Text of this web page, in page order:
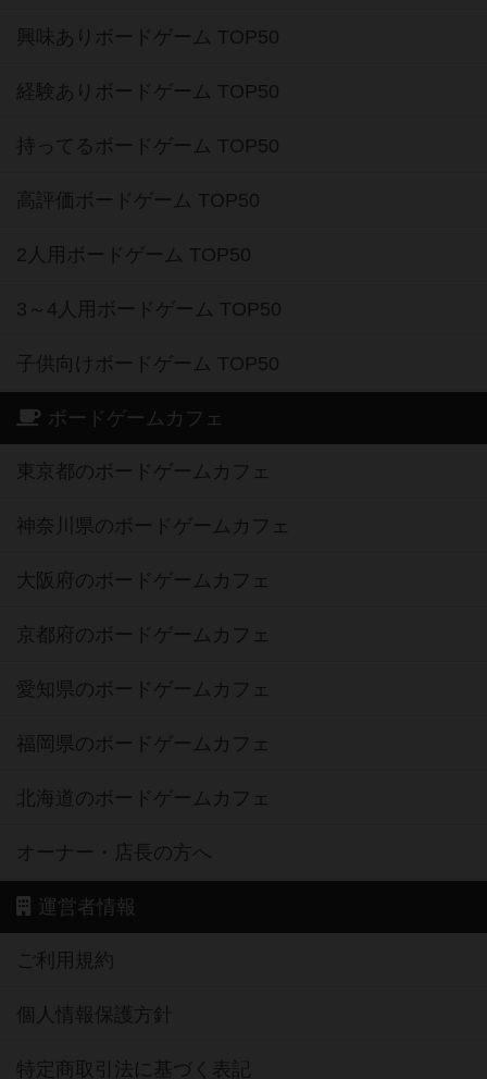
興味ありボードゲーム TOP50
経験ありボードゲーム TOP50
持ってるボードゲーム TOP50
高評価ボードゲーム TOP50
2人用ボードゲーム TOP50
3～4人用ボードゲーム TOP50
子供向けボードゲーム TOP50
ボードゲームカフェ
東京都のボードゲームカフェ
神奈川県のボードゲームカフェ
大阪府のボードゲームカフェ
京都府のボードゲームカフェ
愛知県のボードゲームカフェ
福岡県のボードゲームカフェ
北海道のボードゲームカフェ
オーナー・店長の方へ
運営者情報
ご利用規約
個人情報保護方針
特定商取引法に基づく表記